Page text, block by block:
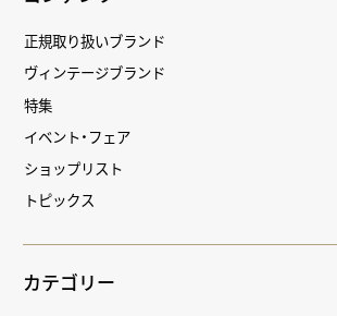
正規取り扱いブランド
ヴィンテージブランド
特集
イベント・フェア
ショップリスト
トピックス
カテゴリー